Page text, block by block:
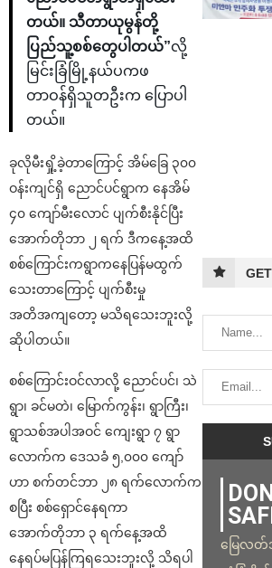
တယ်။ သီတာယုမွန်တို့
ပြည်သူ့စစ်တွေပါတယ်”လို့
မြင်းခြံမြို့နယ်ပကဖ
တာဝန်ရှိသူတဦးက ပြောပါ
တယ်။
ခုလိုမီးရှို့ခဲ့တာကြောင့် အိမ်ခြေ ၃၀၀
ဝန်းကျင်ရှိ ညောင်ပင်ရွာက နေအိမ်
၄၀ ကျော်မီးလောင် ပျက်စီးနိုင်ပြီး
အောက်တိုဘာ ၂ ရက် ဒီကနေ့အထိ
စစ်ကြောင်းကရွာကနေပြန်မထွက်
သေးတာကြောင့် ပျက်စီးမှု
အတိအကျတော့ မသိရသေးဘူးလို့
ဆိုပါတယ်။
စစ်ကြောင်းဝင်လာလို့ ညောင်ပင်၊ သဲ
ရွာ၊ ခင်မတဲ၊ မြောက်ကွန်း၊ ရွာကြီး၊
ရွာသစ်အပါအဝင် ကျေးရွာ ၇ ရွာ
လောက်က ဒေသခံ ၅,၀၀၀ ကျော်
ဟာ စက်တင်ဘာ ၂၈ ရက်လောက်က
စပြီး စစ်ရှောင်နေရကာ
အောက်တိုဘာ ၃ ရက်နေ့အထိ
နေရပ်မပြန်ကြရသေးဘူးလို့ သိရပါ
မြေလ